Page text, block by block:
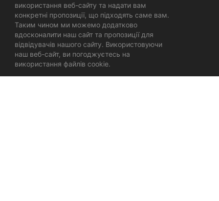
використання веб-сайту та надати вам
конкретні пропозиції, що підходять саме вам.
Таким чином ми можемо додатково
вдосконалити наш сайт та пропозиції для
відвідувачів нашого сайту. Використовуючи
наш веб-сайт, ви погоджуєтесь на
використання файлів cookie.